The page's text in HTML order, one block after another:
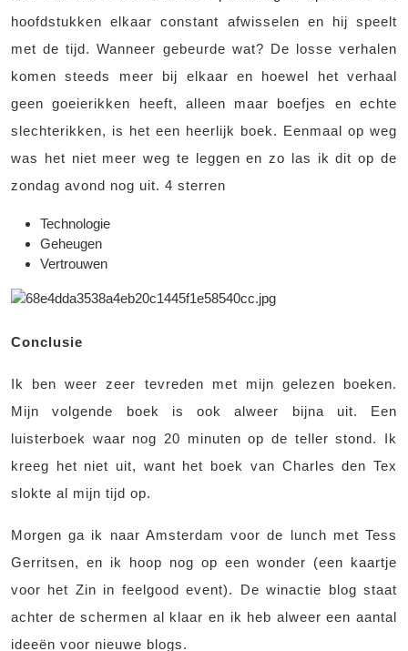
hoofdstukken elkaar constant afwisselen en hij speelt
met de tijd. Wanneer gebeurde wat? De losse verhalen
komen steeds meer bij elkaar en hoewel het verhaal
geen goeierikken heeft, alleen maar boefjes en echte
slechterikken, is het een heerlijk boek. Eenmaal op weg
was het niet meer weg te leggen en zo las ik dit op de
zondag avond nog uit. 4 sterren
Technologie
Geheugen
Vertrouwen
Conclusie
Ik ben weer zeer tevreden met mijn gelezen boeken.
Mijn volgende boek is ook alweer bijna uit. Een
luisterboek waar nog 20 minuten op de teller stond. Ik
kreeg het niet uit, want het boek van Charles den Tex
slokte al mijn tijd op.
Morgen ga ik naar Amsterdam voor de lunch met Tess
Gerritsen, en ik hoop nog op een wonder (een kaartje
voor het Zin in feelgood event). De winactie blog staat
achter de schermen al klaar en ik heb alweer een aantal
ideeën voor nieuwe blogs.